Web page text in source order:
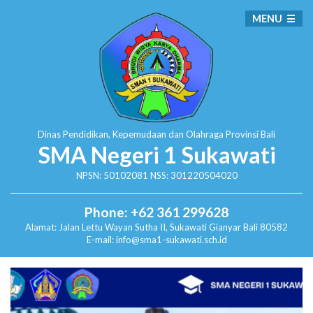
Dinas Pendidikan, Kepemudaan dan Olahraga Provinsi Bali
SMA Negeri 1 Sukawati
NPSN: 50102081 NSS: 301220504020
Phone: +62 361 299628
Alamat: Jalan Lettu Wayan Sutha II, SukawatiGianyar Bali 80582
E-mail: info@sma1-sukawati.sch.id
MENU